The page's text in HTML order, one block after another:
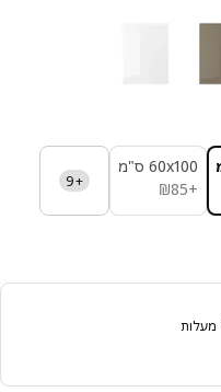
‎60x100 ס"מ‏
₪85
₪ 85